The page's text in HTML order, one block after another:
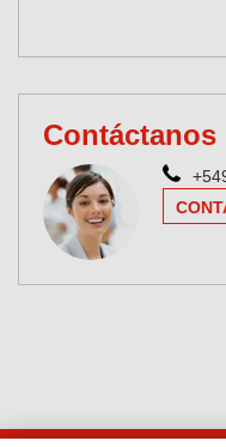
Contáctanos